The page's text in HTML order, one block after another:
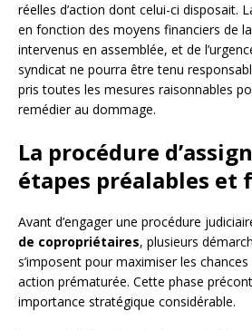
réelles d’action dont celui-ci disposait.
en fonction des moyens financiers de
intervenus en assemblée, et de
syndicat ne pourra être tenu
pris toutes les mesures raisonnables
remédier au dommage.
La procédure
étapes préalables et
Avant d’engager une procédure
de copropriétaires, plusieurs
s’imposent pour maximiser les
action prématurée. Cette phase
importance stratégique considérable.